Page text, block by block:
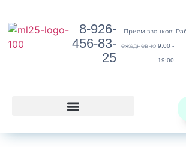
8-926-
456-83-
25
Прием звонков:
ежедневно 9:00 -
19:00